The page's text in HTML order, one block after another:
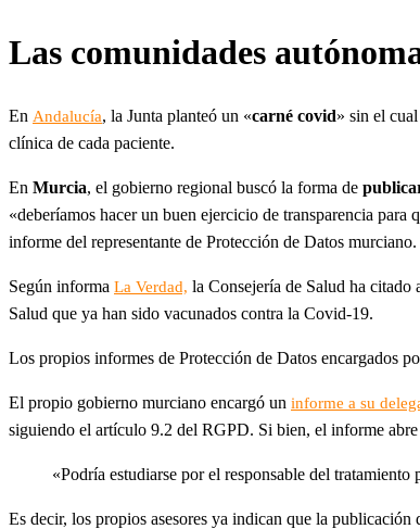
Las comunidades
En Andalucía, la Junta planteó un «carné covid» sin el
clínica de cada paciente.
En Murcia, el gobierno regional buscó la forma de
«deberíamos hacer un buen ejercicio de transparencia para
informe del representante de Protección de Datos murciano.
Según informa La Verdad, la Consejería de Salud ha citado
Salud que ya han sido vacunados contra la Covid-19.
Los propios informes de Protección de Datos encargados
El propio gobierno murciano encargó un informe a su
siguiendo el artículo 9.2 del RGPD. Si bien, el informe
«Podría estudiarse por el responsable del
Es decir, los propios asesores ya indican que la